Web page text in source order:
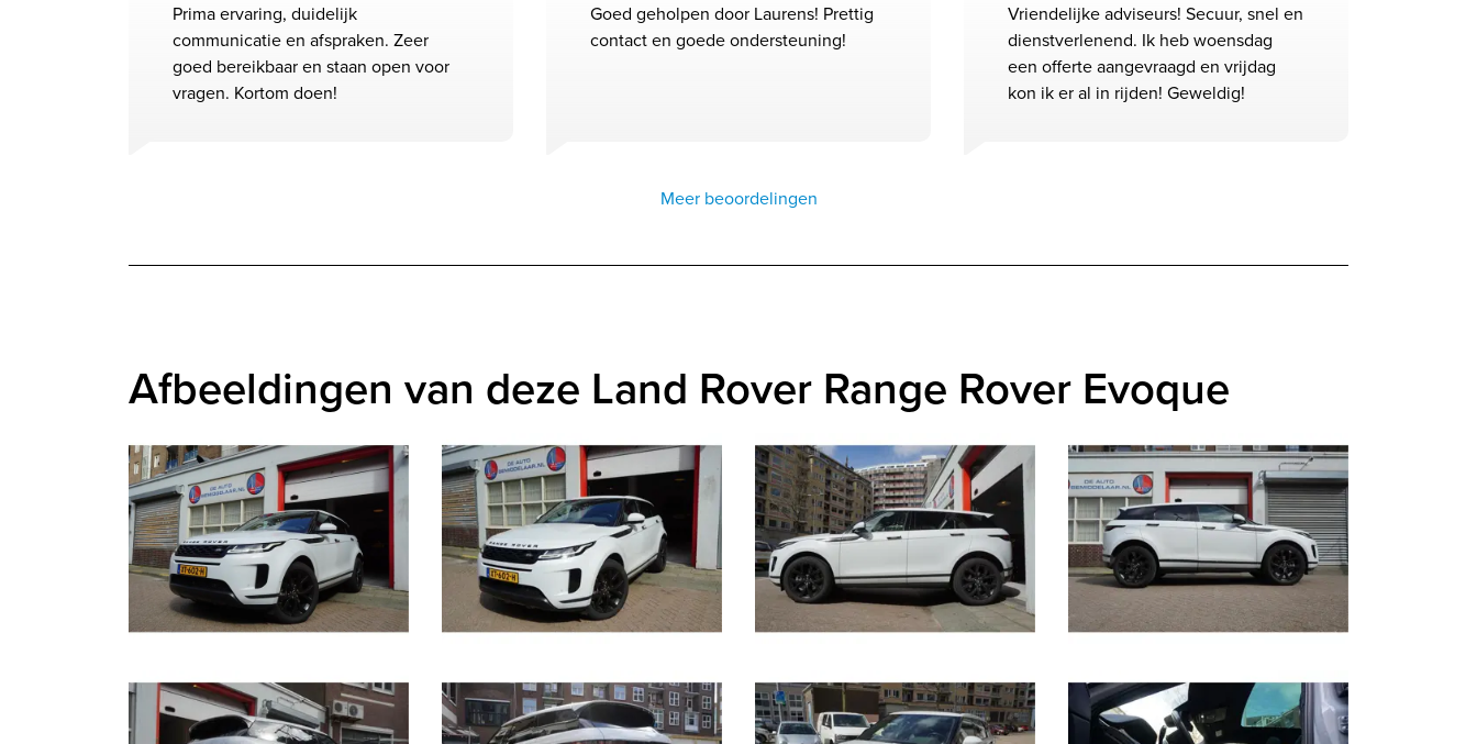
Prima ervaring, duidelijk
communicatie en afspraken. Zeer
goed bereikbaar en staan open voor
vragen. Kortom doen!
Goed geholpen door Laurens! Prettig
contact en goede ondersteuning!
Vriendelijke adviseurs! Secuur, snel en
dienstverlenend. Ik heb woensdag
een offerte aangevraagd en vrijdag
kon ik er al in rijden! Geweldig!
Meer beoordelingen
Afbeeldingen van deze Land Rover Range Rover Evoque